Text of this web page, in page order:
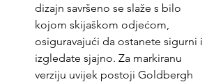
dizajn savršeno se slaže s bilo
kojom skijaškom odjećom,
osiguravajući da ostanete sigurni i
izgledate sjajno. Za markiranu
verziju uvijek postoji Goldbergh